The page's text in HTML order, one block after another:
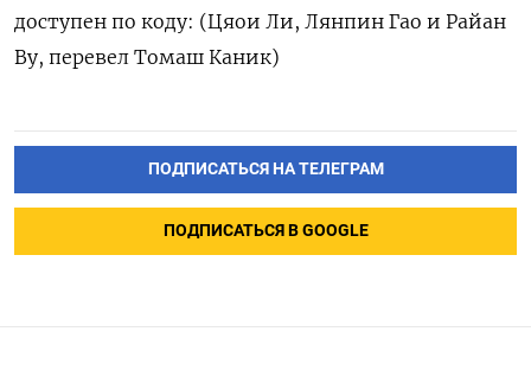
доступен по коду: (Цяои Ли, Лянпин Гао и Райан
Ву, перевел Томаш Каник)
ПОДПИСАТЬСЯ НА ТЕЛЕГРАМ
ПОДПИСАТЬСЯ В GOOGLE